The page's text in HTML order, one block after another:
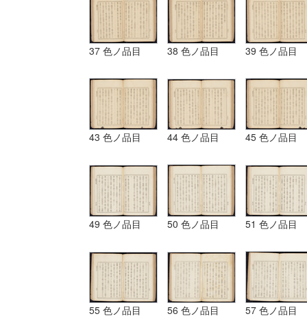
37 色ノ品目 38 色ノ品目 39 色ノ品目
43 色ノ品目 44 色ノ品目 45 色ノ品目
49 色ノ品目 50 色ノ品目 51 色ノ品目
55 色ノ品目 56 色ノ品目 57 色ノ品目